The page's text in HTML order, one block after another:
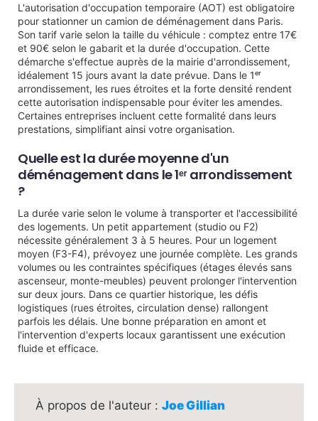
L'autorisation d'occupation temporaire (AOT) est obligatoire
pour stationner un camion de déménagement dans Paris.
Son tarif varie selon la taille du véhicule : comptez entre 17€
et 90€ selon le gabarit et la durée d'occupation. Cette
démarche s'effectue auprès de la mairie d'arrondissement,
idéalement 15 jours avant la date prévue. Dans le 1ᵉʳ
arrondissement, les rues étroites et la forte densité rendent
cette autorisation indispensable pour éviter les amendes.
Certaines entreprises incluent cette formalité dans leurs
prestations, simplifiant ainsi votre organisation.
Quelle est la durée moyenne d'un
déménagement dans le 1ᵉʳ arrondissement
?
La durée varie selon le volume à transporter et l'accessibilité
des logements. Un petit appartement (studio ou F2)
nécessite généralement 3 à 5 heures. Pour un logement
moyen (F3-F4), prévoyez une journée complète. Les grands
volumes ou les contraintes spécifiques (étages élevés sans
ascenseur, monte-meubles) peuvent prolonger l'intervention
sur deux jours. Dans ce quartier historique, les défis
logistiques (rues étroites, circulation dense) rallongent
parfois les délais. Une bonne préparation en amont et
l'intervention d'experts locaux garantissent une exécution
fluide et efficace.
Joe Gillian